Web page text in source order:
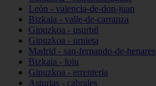
León - valencia-de-don-juan
Bizkaia - valle-de-carranza
Gipuzkoa - usurbil
Gipuzkoa - urnieta
Madrid - san-fernando-de-henares
Bizkaia - loiu
Gipuzkoa - errenteria
Asturias - cabrales